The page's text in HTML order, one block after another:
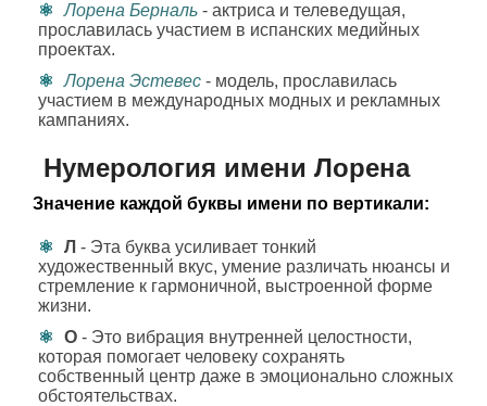
Лорена Берналь - актриса и телеведущая,
прославилась участием в испанских медийных
проектах.
Лорена Эстевес - модель, прославилась
участием в международных модных и рекламных
кампаниях.
Нумерология имени Лорена
Значение каждой буквы имени по вертикали:
Л - Эта буква усиливает тонкий
художественный вкус, умение различать нюансы и
стремление к гармоничной, выстроенной форме
жизни.
О - Это вибрация внутренней целостности,
которая помогает человеку сохранять
собственный центр даже в эмоционально сложных
обстоятельствах.